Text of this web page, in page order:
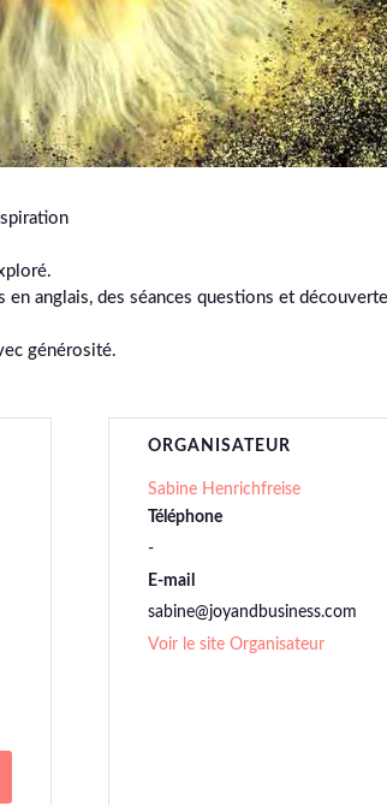
anglais, des séances questions et
générosité.
ORGANISATEUR
Sabine Henrichfreise
Téléphone
-
E-mail
sabine@joyandbusiness.com
Voir le site Organisateur